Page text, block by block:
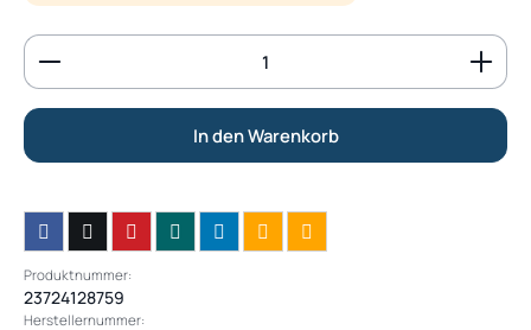
Produkt Anzahl: Gib den gewünschten Wert ein
In den Warenkorb
Produktnummer:
23724128759
Herstellernummer: